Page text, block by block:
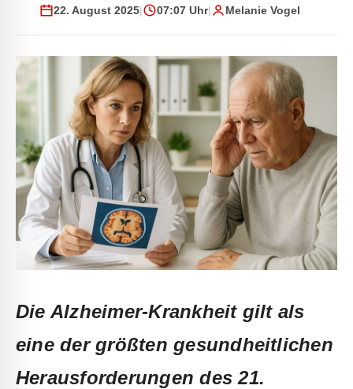
22. August 2025| 07:07 Uhr| Melanie Vogel
Die Alzheimer-Krankheit gilt als
eine der größten gesundheitlichen
Herausforderungen des 21.